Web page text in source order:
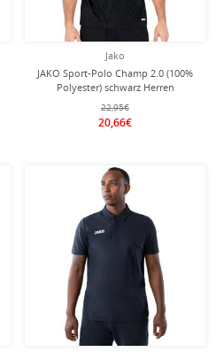
Jako
JAKO Sport-Polo Champ 2.0 (100%
Polyester) schwarz Herren
22,95€
20,66€